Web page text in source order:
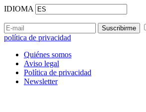
IDIOMA
política de privacidad
Quiénes somos
Aviso legal
Política de privacidad
Newsletter